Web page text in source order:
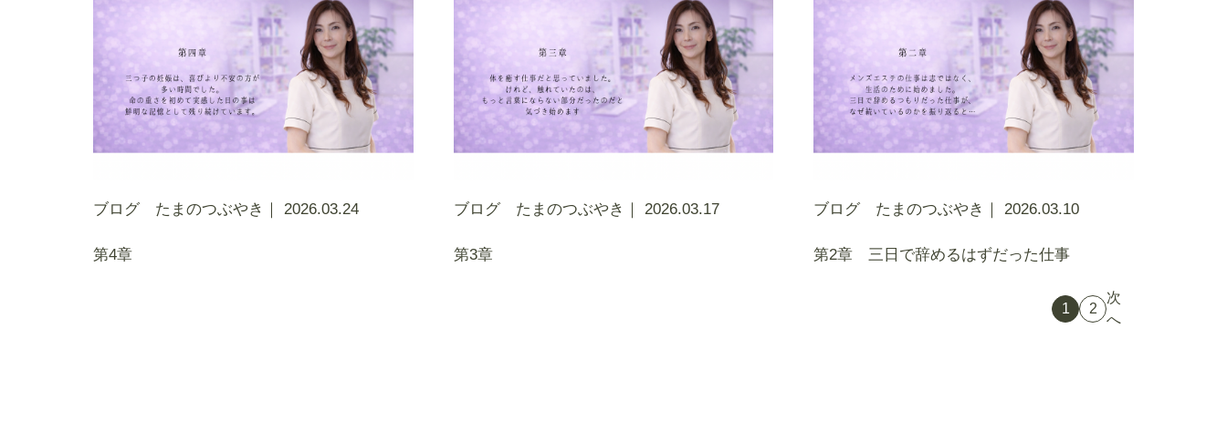
ブログ たまのつぶやき｜ 2026.03.24
第4章
ブログ たまのつぶやき｜ 2026.03.17
第3章
ブログ たまのつぶやき｜ 2026.03.10
第2章 三日で辞めるはずだった仕事
1 2
次
へ